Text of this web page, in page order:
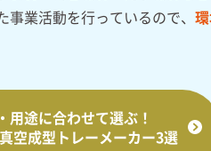
業活動を行っているので、
用途に合わせて選ぶ！
空成型トレーメーカー3選